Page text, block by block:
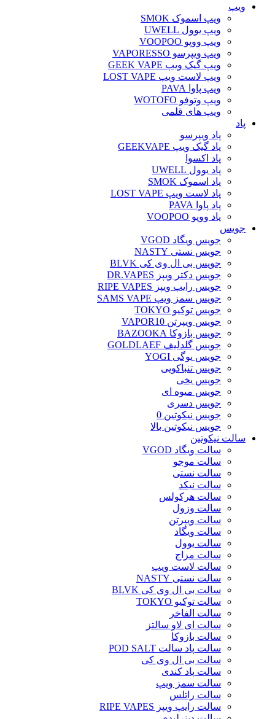
ویپ‌
ویپ اسموک SMOK
ویپ یوول UWELL
ویپ ووپو VOOPOO
ویپ ویپرسو VAPORESSO
ویپ گیک ویپ GEEK VAPE
ویپ لاست ویپ LOST VAPE
ویپ پاوا PAVA
ویپ وتوفو WOTOFO
ویپ های قلمی
پاد
پاد ویپرسو
پاد گیک ویپ GEEKVAPE
پاد اکسوا
پاد یوول UWELL
پاد اسموک SMOK
پاد لاست ویپ LOST VAPE
پاد پاوا PAVA
پاد ووپو VOOPOO
جویس‌
جویس ویگاد VGOD
جویس نستی NASTY
جویس بی ال وی کی BLVK
جویس دکتر ویپز DR.VAPES
جویس رایپ ویپز RIPE VAPES
جویس سمز ویپ SAMS VAPE
جویس توکیو TOKYO
جویس ویپرتن VAPOR10
جویس بازوکا BAZOOKA
جویس گلدلیف GOLDLAEF
جویس یوگی YOGI
جویس تنباکویی
جویس یخی
جویس میوه ای
جویس دسری
جویس نیکوتین 0
جویس نیکوتین بالا
سالت نیکوتین
سالت ویگاد VGOD
سالت موجو
سالت نستی
سالت نیکد
سالت هرکولس
سالت وزول
سالت ویپرتن
سالت ویگاد
سالت یوول
سالت مزاج
سالت لاست ویپ
سالت نستی NASTY
سالت بی ال وی کی BLVK
سالت توکیو TOKYO
سالت الفاخر
سالت ای لاو سالتز
سالت بازوکا
سالت پاد سالت POD SALT
سالت بی ال وی کی
سالت پاد کندی
سالت سمز ویپ
سالت راتلس
سالت رایپ ویپز RIPE VAPES